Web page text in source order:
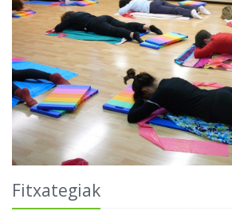
Fitxategiak